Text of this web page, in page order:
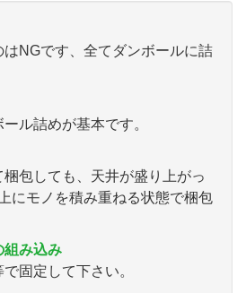
NGです、全てダンボールに詰
ル詰めが基本です。
包しても、天井が盛り上がっ
にモノを積み重ねる状態で梱包
組み込み
固定して下さい。